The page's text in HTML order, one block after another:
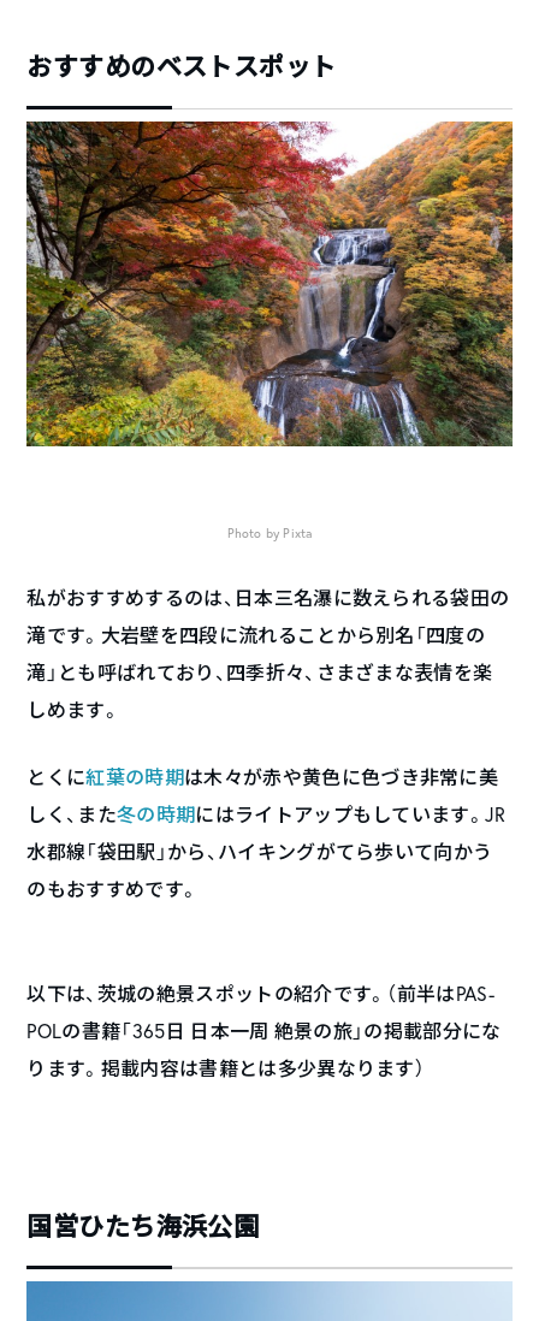
おすすめのベストスポット
Photo by Pixta
私がおすすめするのは、日本三名瀑に数えられる袋田の
滝です。大岩壁を四段に流れることから別名「四度の
滝」とも呼ばれており、四季折々、さまざまな表情を楽
しめます。
とくに紅葉の時期は木々が赤や黄色に色づき非常に美
しく、また冬の時期にはライトアップもしています。JR
水郡線「袋田駅」から、ハイキングがてら歩いて向かう
のもおすすめです。
以下は、茨城の絶景スポットの紹介です。（前半はPAS-
POLの書籍「365日 日本一周 絶景の旅」の掲載部分にな
ります。掲載内容は書籍とは多少異なります）
国営ひたち海浜公園